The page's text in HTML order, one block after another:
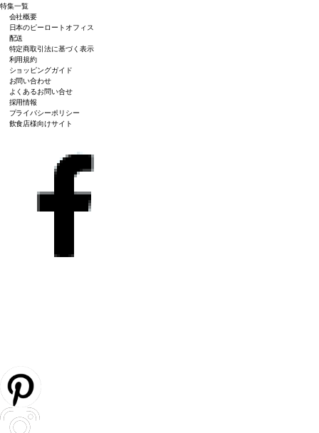
特集一覧
会社概要
日本のピーロートオフィス
配送
特定商取引法に基づく表示
利用規約
ショッピングガイド
お問い合わせ
よくあるお問い合せ
採用情報
プライバシーポリシー
飲食店様向けサイト